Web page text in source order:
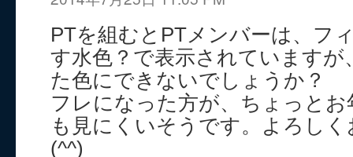
PTを組むとPTメンバーは、フ
す水色？で表示されています
た色にできないでしょうか？
フレになった方が、ちょっとお
も見にくいそうです。よろし
(^^)